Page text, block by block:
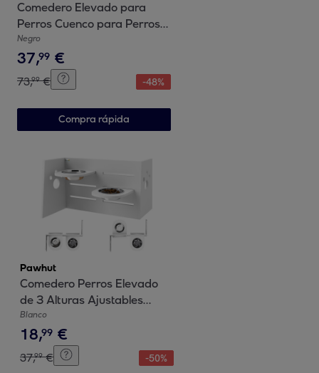
Comedero Elevado para
Perros Cuenco para Perros
con 2 Tazones de Acero
Inoxidable Altura Ajustable y
1 Placa de Metal en Forma
de Hueso 40,5x22x39 cm
Negro
Negro
37,99 €
73,99 € -48%
Compra rápida
Pawhut
Comedero Perros Elevado
de 3 Alturas Ajustables
Cuencos para Perros 2x1 L y
1 Alfombrilla Antivoracidad
Comedero para Perros
Pequeños Medianos y
Blanco
18,99 €
37,99 € -50%